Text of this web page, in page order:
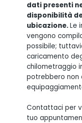
dati presenti
disponibilità
ubicazione.Le
vengono
possibile;
caricamento
chilometraggio
potrebbero non
Contattaci per
tuo